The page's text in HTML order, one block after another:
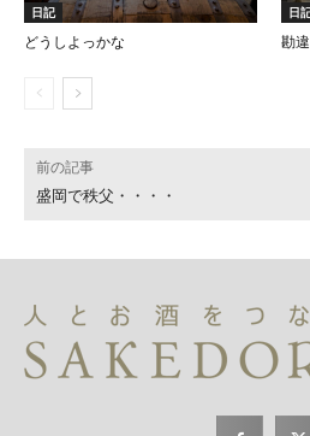
日記
どうしよっかな
日
勘
前の記事
盛岡で秩父・・・・